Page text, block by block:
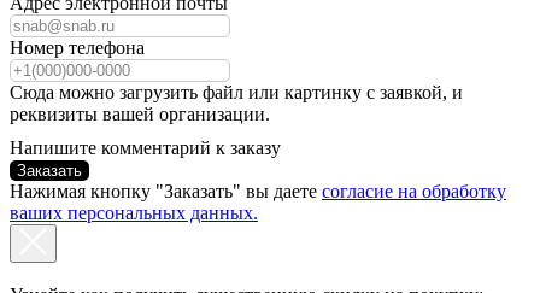
Номер телефона
Сюда можно загрузить файл или картинку с заявкой, и
реквизиты вашей организации.
Напишите комментарий к заказу
Заказать
Нажимая кнопку "Заказать" вы даете согласие на обработку
ваших персональных данных.